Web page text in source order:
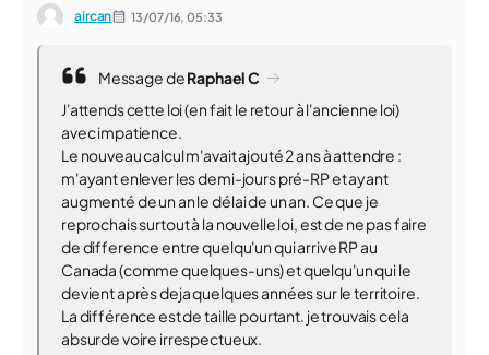
aircan 13/07/16,05:33
Message deRaphael C
J'attends cette loi (en fait le retour à l'ancienne loi)
avec impatience.
Le nouveau calcul m'avait ajouté 2 ans à attendre :
m'ayant enlever les demi-jours pré-RP et ayant
augmenté de un an le délai de un an. Ce que je
reprochais surtout à la nouvelle loi, est de ne pas faire
de difference entre quelqu'un qui arrive RP au
Canada (comme quelques-uns) et quelqu'un qui le
devient après deja quelques années sur le territoire.
La différence est de taille pourtant. je trouvais cela
absurde voire irrespectueux.